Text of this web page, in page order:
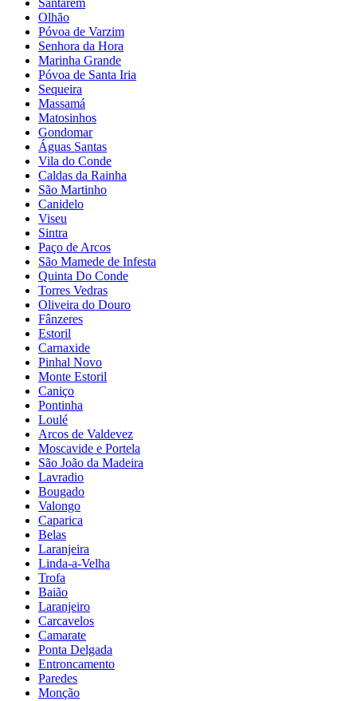
Santarém
Olhão
Póvoa de Varzim
Senhora da Hora
Marinha Grande
Póvoa de Santa Iria
Sequeira
Massamá
Matosinhos
Gondomar
Águas Santas
Vila do Conde
Caldas da Rainha
São Martinho
Canidelo
Viseu
Sintra
Paço de Arcos
São Mamede de Infesta
Quinta Do Conde
Torres Vedras
Oliveira do Douro
Fânzeres
Estoril
Carnaxide
Pinhal Novo
Monte Estoril
Caniço
Pontinha
Loulé
Arcos de Valdevez
Moscavide e Portela
São João da Madeira
Lavradio
Bougado
Valongo
Caparica
Belas
Laranjeira
Linda-a-Velha
Trofa
Baião
Laranjeiro
Carcavelos
Camarate
Ponta Delgada
Entroncamento
Paredes
Monção